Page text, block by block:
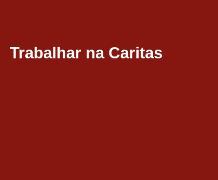
Trabalhar na Caritas